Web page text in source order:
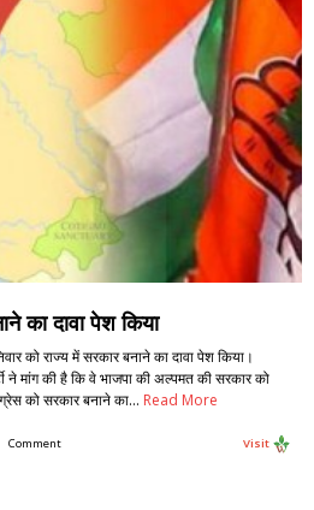
का दावा पेश किया
को राज्य में सरकार बनाने का दावा पेश किया।
ने मांग की है कि वे भाजपा की अल्पमत की सरकार को
को सरकार बनाने का… Read More
Comment Visit